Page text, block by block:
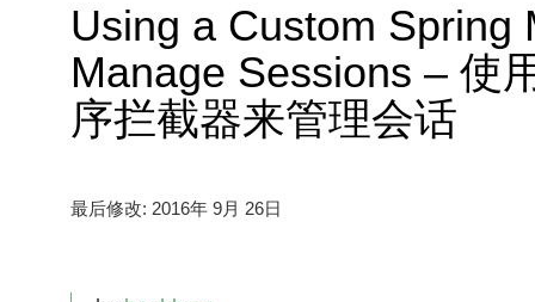
Using a Custom Spring
Manage Sessions – 使
序拦截器来管理会话
最后修改: 2016年 9月 26日